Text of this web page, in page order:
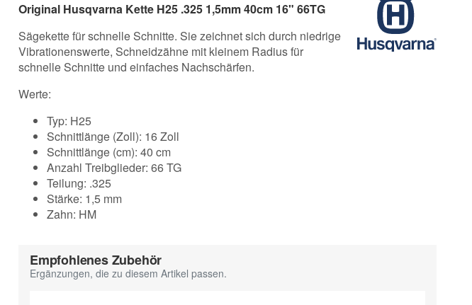
Original Husqvarna Kette H25 .325 1,5mm 40cm 16" 66TG
Sägekette für schnelle Schnitte. Sie zeichnet sich durch niedrige
Vibrationenswerte, Schneidzähne mit kleinem Radius für
schnelle Schnitte und einfaches Nachschärfen.
Werte:
Typ: H25
Schnittlänge (Zoll): 16 Zoll
Schnittlänge (cm): 40 cm
Anzahl Treibglieder: 66 TG
Teilung: .325
Stärke: 1,5 mm
Zahn: HM
Empfohlenes Zubehör
Ergänzungen, die zu diesem Artikel passen.